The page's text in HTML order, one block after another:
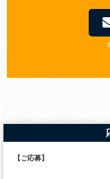
【ご応募】